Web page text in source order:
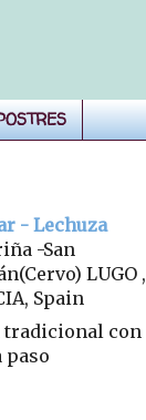
- Lechuza
-San
LUGO ,
Spain
tradicional con
paso